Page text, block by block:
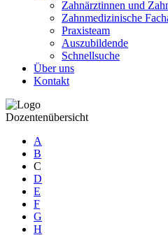
Zahnärztinnen und
Zahnmedizinische
Praxisteam
Auszubildende
Schnellsuche
Über uns
Kontakt
Dozentenübersicht
A
B
C
D
E
F
G
H